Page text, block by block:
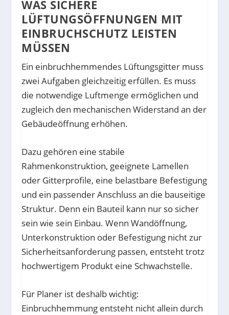
WAS SICHERE
LÜFTUNGSÖFFNUNGEN MIT
EINBRUCHSCHUTZ LEISTEN
MÜSSEN
Ein einbruchhemmendes Lüftungsgitter muss
zwei Aufgaben gleichzeitig erfüllen. Es muss
die notwendige Luftmenge ermöglichen und
zugleich den mechanischen Widerstand an der
Gebäudeöffnung erhöhen.
Dazu gehören eine stabile
Rahmenkonstruktion, geeignete Lamellen
oder Gitterprofile, eine belastbare Befestigung
und ein passender Anschluss an die bauseitige
Struktur. Denn ein Bauteil kann nur so sicher
sein wie sein Einbau. Wenn Wandöffnung,
Unterkonstruktion oder Befestigung nicht zur
Sicherheitsanforderung passen, entsteht trotz
hochwertigem Produkt eine Schwachstelle.
Für Planer ist deshalb wichtig:
Einbruchhemmung entsteht nicht allein durch